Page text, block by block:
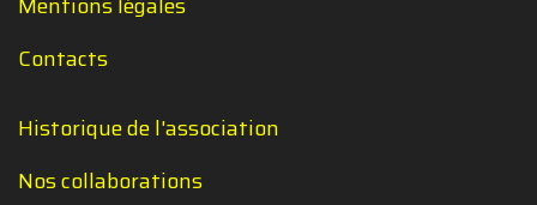
Contacts
Historique de l'association
Nos collaborations